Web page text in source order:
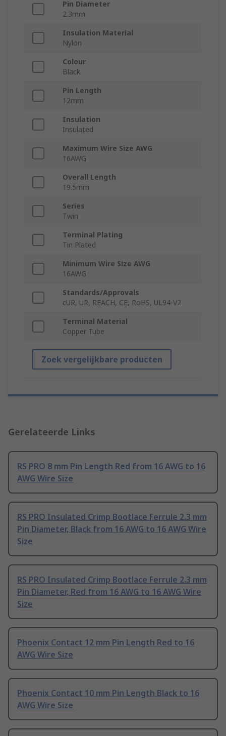
Pin Diameter
2.3mm
Insulation Material
Nylon
Colour
Black
Pin Length
12mm
Insulation
Insulated
Maximum Wire Size AWG
16AWG
Overall Length
19.5mm
Series
Twin
Terminal Plating
Tin Plated
Minimum Wire Size AWG
16AWG
Standards/Approvals
cUR, UR, REACH, CE, RoHS, UL94-V2
Terminal Material
Copper Tube
Zoek vergelijkbare producten
Gerelateerde Links
RS PRO 8 mm Pin Length Red from 16 AWG to 16
AWG Wire Size
RS PRO Insulated Crimp Bootlace Ferrule 2.3 mm
Pin Diameter, Black from 16 AWG to 16 AWG Wire
Size
RS PRO Insulated Crimp Bootlace Ferrule 2.3 mm
Pin Diameter, Red from 16 AWG to 16 AWG Wire
Size
Phoenix Contact 12 mm Pin Length Red to 16
AWG Wire Size
Phoenix Contact 10 mm Pin Length Black to 16
AWG Wire Size